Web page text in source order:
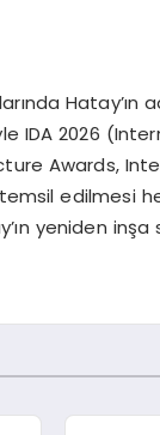
Hatay’ın
IDA 2026
Awards,
edilmesi
yeniden